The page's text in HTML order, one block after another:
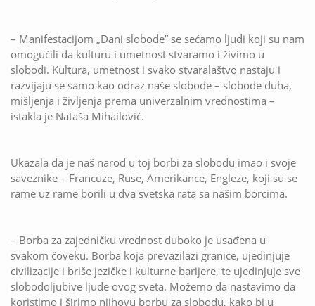
– Manifestacijom „Dani slobode” se sećamo ljudi koji su nam
omogućili da kulturu i umetnost stvaramo i živimo u
slobodi. Kultura, umetnost i svako stvaralaštvo nastaju i
razvijaju se samo kao odraz naše slobode – slobode duha,
mišljenja i življenja prema univerzalnim vrednostima –
istakla je Nataša Mihailović.
Ukazala da je naš narod u toj borbi za slobodu imao i svoje
saveznike – Francuze, Ruse, Amerikance, Engleze, koji su se
rame uz rame borili u dva svetska rata sa našim borcima.
– Borba za zajedničku vrednost duboko je usađena u
svakom čoveku. Borba koja prevazilazi granice, ujedinjuje
civilizacije i briše jezičke i kulturne barijere, te ujedinjuje sve
slobodoljubive ljude ovog sveta. Možemo da nastavimo da
koristimo i širimo njihovu borbu za slobodu, kako bi u